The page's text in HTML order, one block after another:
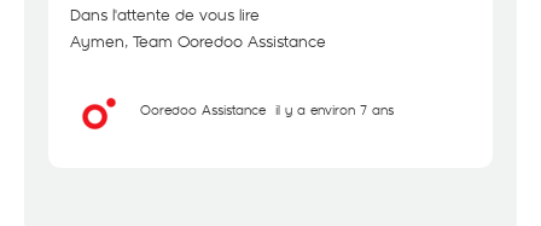
Dans l'attente de vous lire
Aymen, Team Ooredoo Assistance
Ooredoo Assistance il y a environ 7 ans